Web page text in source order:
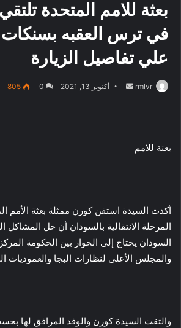
بعثة للامم المتحدة تلتقي
في ترس العقبه
علي تفاصيل الزيارة
rmlvr
أرسل أكتوبر 13, 2021 0
805
بعثة للامم
أكدت السيدة استفن كورن ممثلة بعثة الأمم
المرحلة الانتقالية بالسودان أن حل
السودان يحتاج إلى الحوار بين الحكومة
والمجلس الأعلى لنظارات البجا والعموديات
والتقت السيدة كورن والوفد المرافق لها